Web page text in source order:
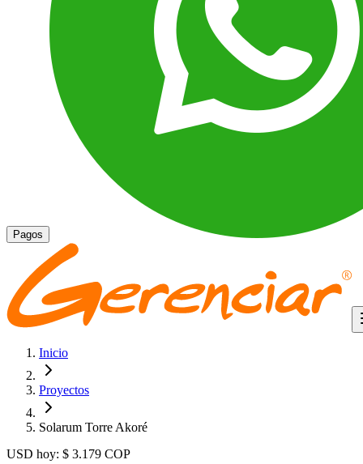
Pagos
Inicio
Proyectos
Solarum Torre Akoré
USD hoy: $ 3.179 COP